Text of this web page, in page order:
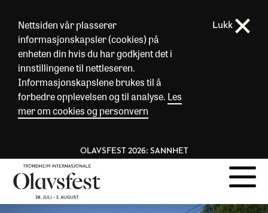
Nettsiden vår plasserer
informasjonskapsler (cookies) på
enheten din hvis du har godkjent det i
innstillingene til nettleseren.
Informasjonskapslene brukes til å
forbedre opplevelsen og til analyse. Les
mer om cookies og personvern
Lukk
OLAVSFEST 2026: SANNHET